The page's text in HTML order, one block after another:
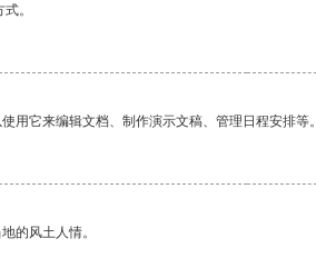
。
用它来编辑文档、制作演示文稿、管理日程安排等。
的风土人情。